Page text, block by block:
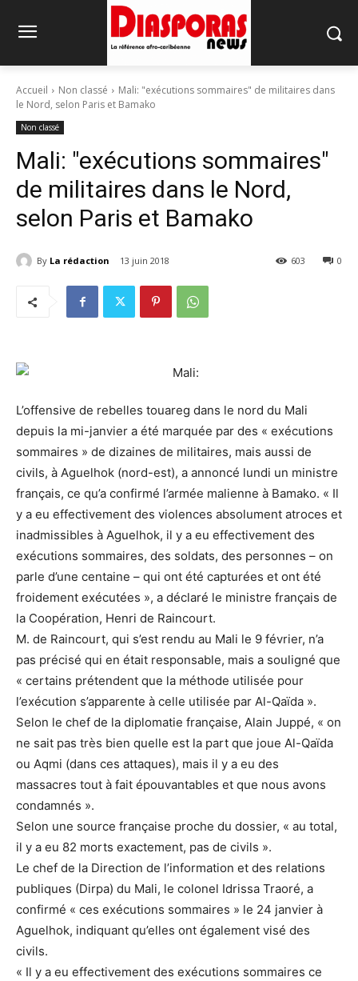
Accueil Non classé
Mali: "exécutions sommaires" de militaires dans
le Nord, selon Paris et Bamako
Non classé
Mali: "exécutions sommaires"
de militaires dans le Nord,
selon Paris et Bamako
By La rédaction 13 juin 2018 0
603
L’offensive de rebelles touareg dans le nord du Mali
depuis la mi-janvier a été marquée par des « exécutions
sommaires » de dizaines de militaires, mais aussi de
civils, à Aguelhok (nord-est), a annoncé lundi un ministre
français, ce qu’a confirmé l’armée malienne à Bamako. « Il
y a eu effectivement des violences absolument atroces et
inadmissibles à Aguelhok, il y a eu effectivement des
exécutions sommaires, des soldats, des personnes – on
parle d’une centaine – qui ont été capturées et ont été
froidement exécutées », a déclaré le ministre français de
la Coopération, Henri de Raincourt.
M. de Raincourt, qui s’est rendu au Mali le 9 février, n’a
pas précisé qui en était responsable, mais a souligné que
« certains prétendent que la méthode utilisée pour
l’exécution s’apparente à celle utilisée par Al-Qaïda ».
Selon le chef de la diplomatie française, Alain Juppé, « on
ne sait pas très bien quelle est la part que joue Al-Qaïda
ou Aqmi (dans ces attaques), mais il y a eu des
massacres tout à fait épouvantables et que nous avons
condamnés ».
Selon une source française proche du dossier, « au total,
il y a eu 82 morts exactement, pas de civils ».
Le chef de la Direction de l’information et des relations
publiques (Dirpa) du Mali, le colonel Idrissa Traoré, a
confirmé « ces exécutions sommaires » le 24 janvier à
Aguelhok, indiquant qu’elles ont également visé des
civils.
« Il y a eu effectivement des exécutions sommaires ce